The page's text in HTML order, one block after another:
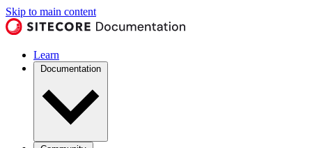
Skip to main content
Learn
Documentation